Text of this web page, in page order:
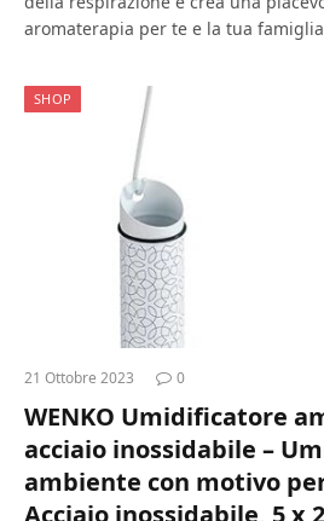
aromaterapia per te e la tua
SHOP
21 Ottobre 2023 0
WENKO Umidificatore
acciaio inossidabile –
ambiente con motivo
Acciaio inossidabile, 5 x